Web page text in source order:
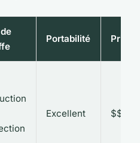
Portabilité Prix
Excellent $$$